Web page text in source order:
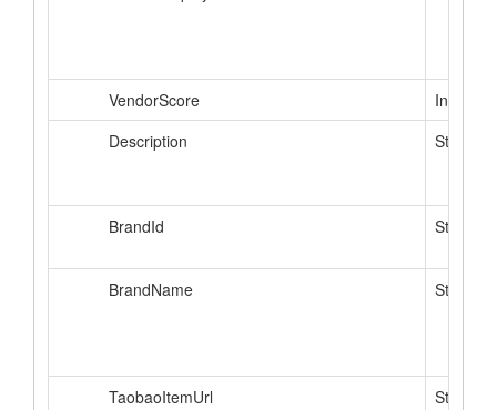
VendorScore
Int64
Description
String
BrandId String
BrandName String
TaobaoItemUrl String